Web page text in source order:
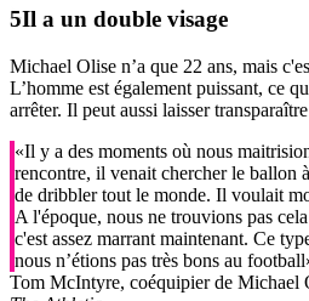
Il a un double visage
Michael Olise n’a que 22 ans, mais
L’homme est également puissant, ce
arrêter. Il peut aussi laisser
«Il y a des moments où nous
rencontre, il venait chercher le ballon
de dribbler tout le monde. Il voulait
A l'époque, nous ne trouvions pas
c'est assez marrant maintenant. Ce
nous n’étions pas très bons au
Tom McIntyre, coéquipier de Michael